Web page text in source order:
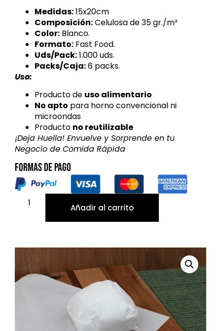
Medidas:15x20cm
Composición:Celulosa de 35 gr./m²
Color: Blanco.
Formato: Fast Food.
Uds/Pack:1.000 uds.
Packs/Caja:6 packs.
Uso:
Producto de uso alimentario
No apto para horno convencional ni
microondas
Producto no reutilizable
¡Deja Huella! Envuelve y Sorprende en tu
Negocio de Comida Rápida
Formas de pago
Añadir al carrito